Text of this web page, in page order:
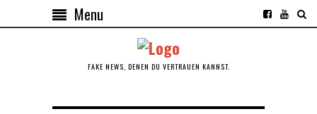
Menu
FAKE NEWS, DENEN DU VERTRAUEN KANNST.